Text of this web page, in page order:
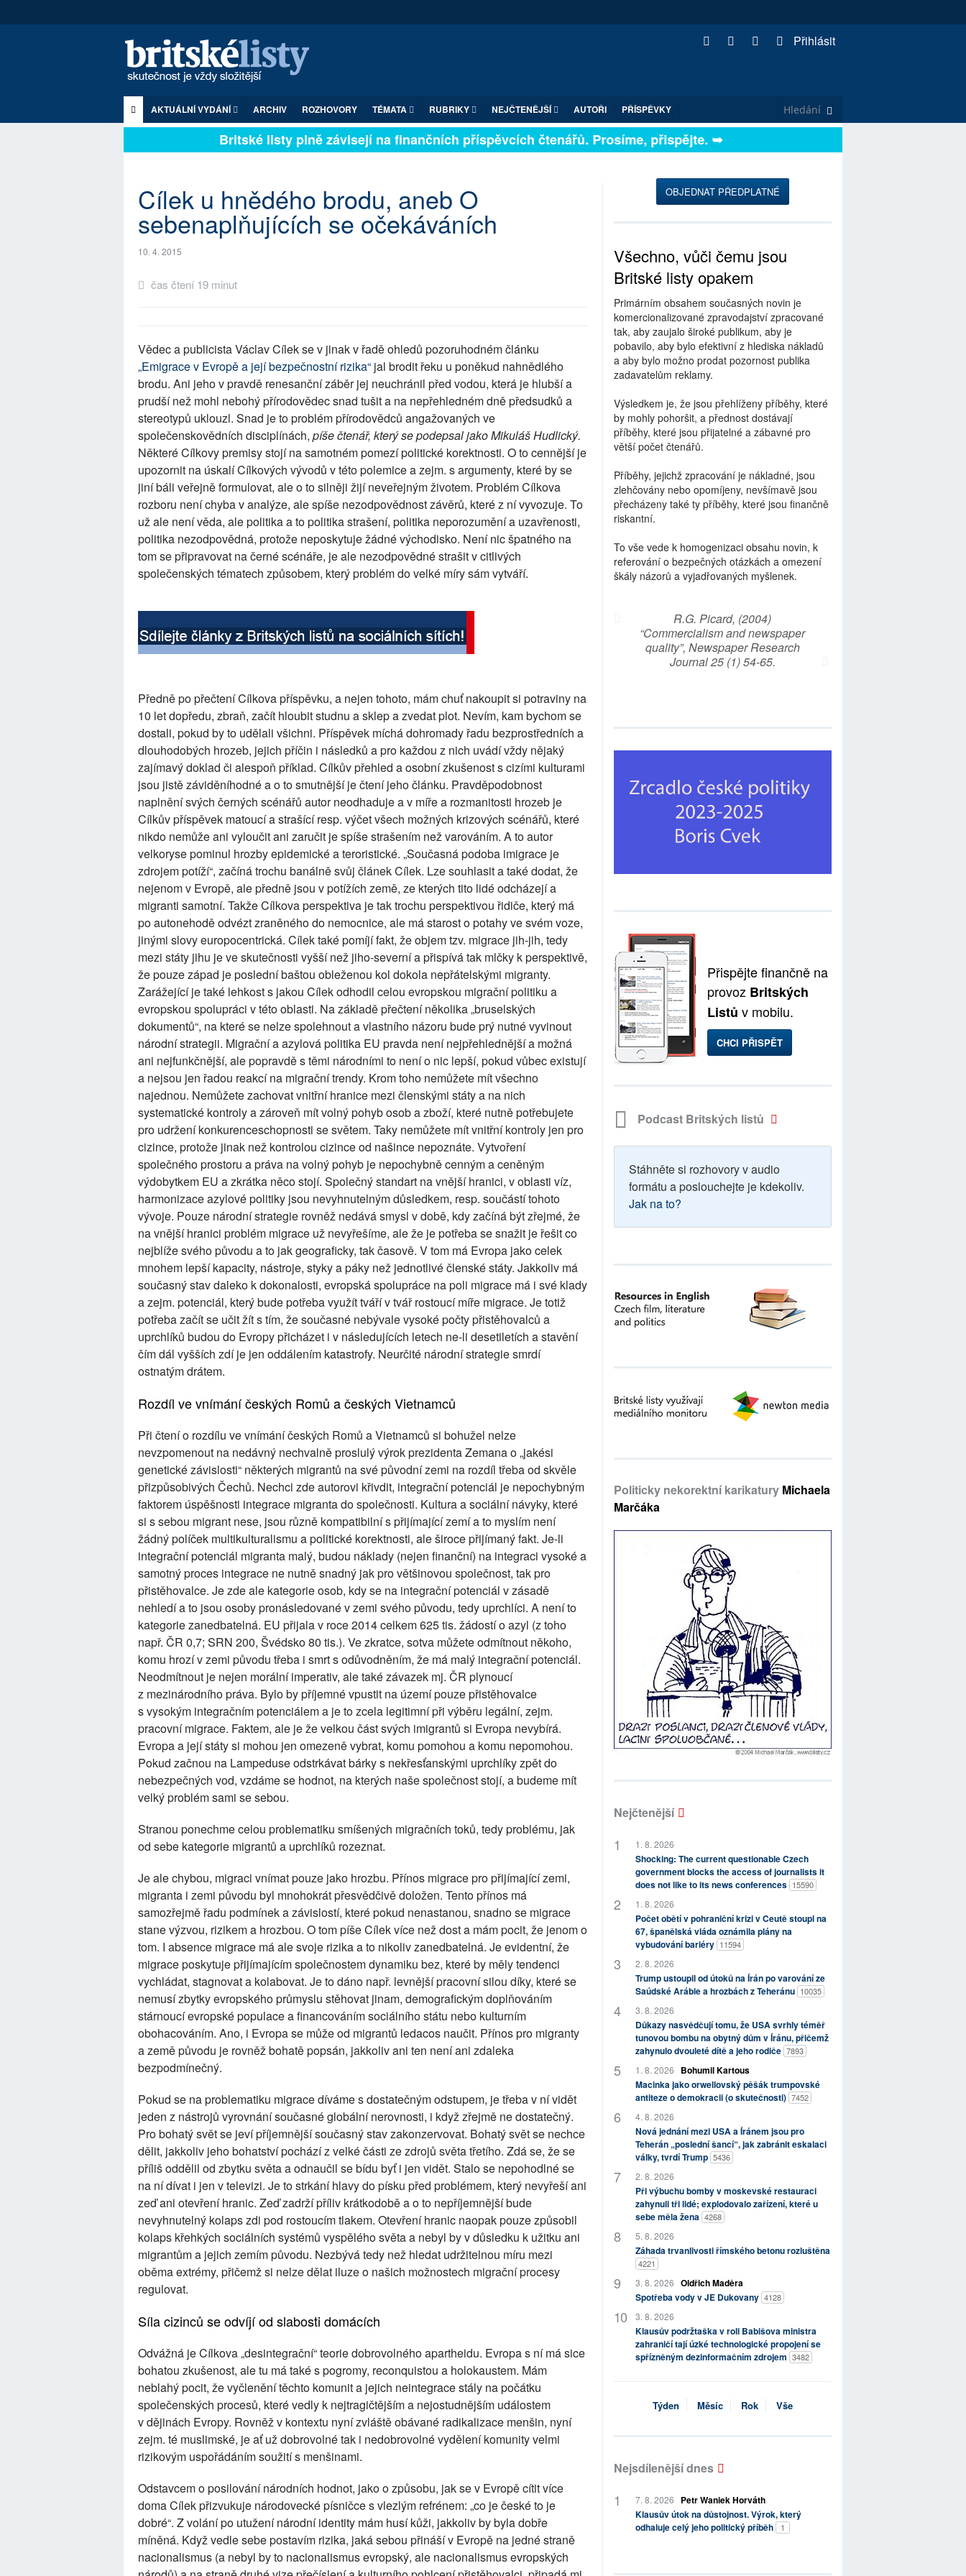
Přihlásit
AKTUÁLNÍ VYDÁNÍ ARCHIV ROZHOVORY TÉMATA RUBRIKY NEJČTENĚJŠÍ AUTOŘI PŘÍSPĚVKY
Britské listy plně závisejí na finančních příspěvcích čtenářů. Prosíme, přispějte. ➥
Cílek u hnědého brodu, aneb O
sebenaplňujících se očekáváních
10. 4. 2015
čas čtení 19 minut
Vědec a publicista Václav Cílek se v jinak v řadě ohledů pozoruhodném článku
„Emigrace v Evropě a její bezpečnostní rizika“ jal brodit řeku u poněkud nahnědlého
brodu. Ani jeho v pravdě renesanční záběr jej neuchránil před vodou, která je hlubší a
prudší než mohl nebohý přírodovědec snad tušit a na nepřehledném dně předsudků a
stereotypů uklouzl. Snad je to problém přírodovědců angažovaných ve
společenskovědních disciplínách, píše čtenář, který se podepsal jako Mikuláš Hudlický.
Některé Cílkovy premisy stojí na samotném pomezí politické korektnosti. O to cennější je
upozornit na úskalí Cílkových vývodů v této polemice a zejm. s argumenty, které by se
jiní báli veřejně formulovat, ale o to silněji žijí neveřejným životem. Problém Cílkova
rozboru není chyba v analýze, ale spíše nezodpovědnost závěrů, které z ní vyvozuje. To
už ale není věda, ale politika a to politika strašení, politika neporozumění a uzavřenosti,
politika nezodpovědná, protože neposkytuje žádné východisko. Není nic špatného na
tom se připravovat na černé scénáře, je ale nezodpovědné strašit v citlivých
společenských tématech způsobem, který problém do velké míry sám vytváří.
Předně po přečtení Cílkova příspěvku, a nejen tohoto, mám chuť nakoupit si potraviny na
10 let dopředu, zbraň, začít hloubit studnu a sklep a zvedat plot. Nevím, kam bychom se
dostali, pokud by to udělali všichni. Příspěvek míchá dohromady řadu bezprostředních a
dlouhodobých hrozeb, jejich příčin i následků a pro každou z nich uvádí vždy nějaký
zajímavý doklad či alespoň příklad. Cílkův přehled a osobní zkušenost s cizími kulturami
jsou jistě záviděníhodné a o to smutnější je čtení jeho článku. Pravděpodobnost
naplnění svých černých scénářů autor neodhaduje a v míře a rozmanitosti hrozeb je
Cílkův příspěvek matoucí a strašící resp. výčet všech možných krizových scénářů, které
nikdo nemůže ani vyloučit ani zaručit je spíše strašením než varováním. A to autor
velkoryse pominul hrozby epidemické a teroristické. „Současná podoba imigrace je
zdrojem potíží“, začíná trochu banálně svůj článek Cílek. Lze souhlasit a také dodat, že
nejenom v Evropě, ale předně jsou v potížích země, ze kterých tito lidé odcházejí a
migranti samotní. Takže Cílkova perspektiva je tak trochu perspektivou řidiče, který má
po autonehodě odvézt zraněného do nemocnice, ale má starost o potahy ve svém voze,
jinými slovy europocentrická. Cílek také pomíjí fakt, že objem tzv. migrace jih-jih, tedy
mezi státy jihu je ve skutečnosti vyšší než jiho-severní a přispívá tak mlčky k perspektivě,
že pouze západ je poslední baštou obleženou kol dokola nepřátelskými migranty.
Zarážející je také lehkost s jakou Cílek odhodil celou evropskou migrační politiku a
evropskou spolupráci v této oblasti. Na základě přečtení několika „bruselských
dokumentů“, na které se nelze spolehnout a vlastního názoru bude prý nutné vyvinout
národní strategii. Migrační a azylová politika EU pravda není nejpřehlednější a možná
ani nejfunkčnější, ale popravdě s těmi národními to není o nic lepší, pokud vůbec existují
a nejsou jen řadou reakcí na migrační trendy. Krom toho nemůžete mít všechno
najednou. Nemůžete zachovat vnitřní hranice mezi členskými státy a na nich
systematické kontroly a zároveň mít volný pohyb osob a zboží, které nutně potřebujete
pro udržení konkurenceschopnosti se světem. Taky nemůžete mít vnitřní kontroly jen pro
cizince, protože jinak než kontrolou cizince od našince nepoznáte. Vytvoření
společného prostoru a práva na volný pohyb je nepochybně cenným a ceněným
výdobytkem EU a zkrátka něco stojí. Společný standart na vnější hranici, v oblasti víz,
harmonizace azylové politiky jsou nevyhnutelným důsledkem, resp. součástí tohoto
vývoje. Pouze národní strategie rovněž nedává smysl v době, kdy začíná být zřejmé, že
na vnější hranici problém migrace už nevyřešíme, ale že je potřeba se snažit je řešit co
nejblíže svého původu a to jak geograficky, tak časově. V tom má Evropa jako celek
mnohem lepší kapacity, nástroje, styky a páky než jednotlivé členské státy. Jakkoliv má
současný stav daleko k dokonalosti, evropská spolupráce na poli migrace má i své klady
a zejm. potenciál, který bude potřeba využít tváří v tvář rostoucí míře migrace. Je totiž
potřeba začít se učit žít s tím, že současné nebývale vysoké počty přistěhovalců a
uprchlíků budou do Evropy přicházet i v následujících letech ne-li desetiletích a stavění
čím dál vyšších zdí je jen oddálením katastrofy. Neurčité národní strategie smrdí
ostnatým drátem.
Rozdíl ve vnímání českých Romů a českých Vietnamců
Při čtení o rozdílu ve vnímání českých Romů a Vietnamců si bohužel nelze
nevzpomenout na nedávný nechvalně proslulý výrok prezidenta Zemana o „jakési
genetické závislosti“ některých migrantů na své původní zemi na rozdíl třeba od skvěle
přizpůsobivých Čechů. Nechci zde autorovi křivdit, integrační potenciál je nepochybným
faktorem úspěšnosti integrace migranta do společnosti. Kultura a sociální návyky, které
si s sebou migrant nese, jsou různě kompatibilní s přijímající zemí a to myslím není
žádný políček multikulturalismu a politické korektnosti, ale široce přijímaný fakt. Je-li
integrační potenciál migranta malý, budou náklady (nejen finanční) na integraci vysoké a
samotný proces integrace ne nutně snadný jak pro většinovou společnost, tak pro
přistěhovalce. Je zde ale kategorie osob, kdy se na integrační potenciál v zásadě
nehledí a to jsou osoby pronásledované v zemi svého původu, tedy uprchlíci. A není to
kategorie zanedbatelná. EU přijala v roce 2014 celkem 625 tis. žádostí o azyl (z toho
např. ČR 0,7; SRN 200, Švédsko 80 tis.). Ve zkratce, sotva můžete odmítnout někoho,
komu hrozí v zemi původu třeba i smrt s odůvodněním, že má malý integrační potenciál.
Neodmítnout je nejen morální imperativ, ale také závazek mj. ČR plynoucí
z mezinárodního práva. Bylo by příjemné vpustit na území pouze přistěhovalce
s vysokým integračním potenciálem a je to zcela legitimní při výběru legální, zejm.
pracovní migrace. Faktem, ale je že velkou část svých imigrantů si Evropa nevybírá.
Evropa a její státy si mohou jen omezeně vybrat, komu pomohou a komu nepomohou.
Pokud začnou na Lampeduse odstrkávat bárky s nekřesťanskými uprchlíky zpět do
nebezpečných vod, vzdáme se hodnot, na kterých naše společnost stojí, a budeme mít
velký problém sami se sebou.
Stranou ponechme celou problematiku smíšených migračních toků, tedy problému, jak
od sebe kategorie migrantů a uprchlíků rozeznat.
Je ale chybou, migraci vnímat pouze jako hrozbu. Přínos migrace pro přijímající zemi,
migranta i zemi původu byl mnohokrát přesvědčivě doložen. Tento přínos má
samozřejmě řadu podmínek a závislostí, které pokud nenastanou, snadno se migrace
stane výzvou, rizikem a hrozbou. O tom píše Cílek více než dost a mám pocit, že jenom o
tom. I absence migrace má ale svoje rizika a to nikoliv zanedbatelná. Je evidentní, že
migrace poskytuje přijímajícím společnostem dynamiku bez, které by měly tendenci
vychládat, stagnovat a kolabovat. Je to dáno např. levnější pracovní silou díky, které se
nemusí zbytky evropského průmyslu stěhovat jinam, demografickým doplňováním
stárnoucí evropské populace a financováním sociálního státu nebo kulturním
obohacováním. Ano, i Evropa se může od migrantů ledacos naučit. Přínos pro migranty
a země původu je rovněž bohatě popsán, jakkoliv ani ten není ani zdaleka
bezpodmínečný.
Pokud se na problematiku migrace díváme s dostatečným odstupem, je třeba v ní vidět
jeden z nástrojů vyrovnání současné globální nerovnosti, i když zřejmě ne dostatečný.
Pro bohatý svět se jeví příjemnější současný stav zakonzervovat. Bohatý svět se nechce
dělit, jakkoliv jeho bohatství pochází z velké části ze zdrojů světa třetího. Zdá se, že se
příliš oddělil od zbytku světa a odnaučil se bídu byť i jen vidět. Stalo se nepohodlné se
na ní dívat i jen v televizi. Je to strkání hlavy do písku před problémem, který nevyřeší ani
zeď ani otevření hranic. Zeď zadrží příliv krátkodobě a o to nepříjemnější bude
nevyhnutelný kolaps zdi pod rostoucím tlakem. Otevření hranic naopak pouze způsobil
kolaps křehkých sociálních systémů vyspělého světa a nebyl by v důsledku k užitku ani
migrantům a jejich zemím původu. Nezbývá tedy než hledat udržitelnou míru mezi
oběma extrémy, přičemž si nelze dělat iluze o našich možnostech migrační procesy
regulovat.
Síla cizinců se odvíjí od slabosti domácích
Odvážná je Cílkova „desintegrační“ teorie dobrovolného apartheidu. Evropa s ní má sice
bohatou zkušenost, ale tu má také s pogromy, reconquistou a holokaustem. Mám
neblahý pocit, že vyčlenění těchto komunit a jejich neintegrace stály na počátku
společenských procesů, které vedly k nejtragičtějším a nejostudnějším událostem
v dějinách Evropy. Rovněž v kontextu nyní zvláště obávané radikalizace menšin, nyní
zejm. té muslimské, je ať už dobrovolné tak i nedobrovolné vydělení komunity velmi
rizikovým uspořádáním soužití s menšinami.
Odstavcem o posilování národních hodnot, jako o způsobu, jak se v Evropě cítit více
doma Cílek přizvukuje národovecké písničce s vlezlým refrénem: „co je české to je
dobré“. Z volání po utužení národní identity mám husí kůži, jakkoliv by byla dobře
míněná. Když vedle sebe postavím rizika, jaká sebou přináší v Evropě na jedné straně
nacionalismus (a nebyl by to nacionalismus evropský, ale nacionalismus evropských
OBJEDNAT PŘEDPLATNÉ
Všechno, vůči čemu jsou
Britské listy opakem
Primárním obsahem současných novin je
komercionalizované zpravodajství zpracované
tak, aby zaujalo široké publikum, aby je
pobavilo, aby bylo efektivní z hlediska nákladů
a aby bylo možno prodat pozornost publika
zadavatelům reklamy.
Výsledkem je, že jsou přehlíženy příběhy, které
by mohly pohoršit, a přednost dostávají
příběhy, které jsou přijatelné a zábavné pro
větší počet čtenářů.
Příběhy, jejichž zpracování je nákladné, jsou
zlehčovány nebo opomíjeny, nevšímavě jsou
přecházeny také ty příběhy, které jsou finančně
riskantní.
To vše vede k homogenizaci obsahu novin, k
referování o bezpečných otázkách a omezení
škály názorů a vyjadřovaných myšlenek.
R.G. Picard, (2004)
“Commercialism and newspaper
quality”, Newspaper Research
Journal 25 (1) 54-65.
Přispějte finančně na
provoz Britských
Listů v mobilu.
CHCI PŘISPĚT
Podcast Britských listů
Stáhněte si rozhovory v audio
formátu a poslouchejte je kdekoliv.
Jak na to?
Politicky nekorektní karikatury Michaela
Marčáka
Nejčtenější
1. 8. 2026
Shocking: The current questionable Czech
government blocks the access of journalists it
does not like to its news conferences 15590
1. 8. 2026
Počet obětí v pohraniční krizi v Ceutě stoupl na
67, španělská vláda oznámila plány na
vybudování bariéry 11594
2. 8. 2026
Trump ustoupil od útoků na Írán po varování ze
Saúdské Arábie a hrozbách z Teheránu 10035
3. 8. 2026
Důkazy nasvědčují tomu, že USA svrhly téměř
tunovou bombu na obytný dům v Íránu, přičemž
zahynulo dvouleté dítě a jeho rodiče 7893
1. 8. 2026
Bohumil Kartous
Macinka jako orwellovský pěšák trumpovské
antiteze o demokracii (o skutečnosti) 7452
4. 8. 2026
Nová jednání mezi USA a Íránem jsou pro
Teherán „poslední šancí“, jak zabránit eskalaci
války, tvrdí Trump 5436
2. 8. 2026
Při výbuchu bomby v moskevské restauraci
zahynuli tři lidé; explodovalo zařízení, které u
sebe měla žena 4268
5. 8. 2026
Záhada trvanlivosti římského betonu rozluštěna
4221
3. 8. 2026 Oldřich Maděra
Spotřeba vody v JE Dukovany 4128
3. 8. 2026
Klausův podržtaška v roli Babišova ministra
zahraničí tají úzké technologické propojení se
spřízněným dezinformačním zdrojem 3482
Týden Měsíc Rok Vše
Nejsdílenější dnes
7. 8. 2026
Petr Waniek Horváth
Klausův útok na důstojnost. Výrok, který
odhaluje celý jeho politický příběh
1